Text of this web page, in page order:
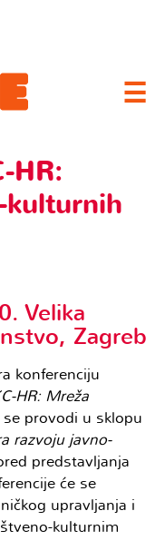
☰
HR:
kulturnih
Velika
Zagreb
konferenciju
HR: Mreža
se provodi u sklopu
razvoju javno-
predstavljanja
će se
upravljanja i
kulturnim